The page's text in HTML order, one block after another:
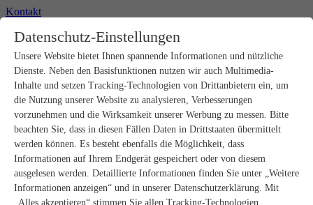
Kontakt
Produkte
Rohbau
Estrichverlegung
Untergrundvorbereitung
Bodenspachtelmassen
Abdichtungen
Fliesenkleber
Fugenmörtel
Fugendichtstoffe
Natursteinverlegung
Bodenbelags- und Parkettklebstoffe
Wandspachtelmassen
Datenschutz-Einstellungen
Unsere Website bietet Ihnen spannende Informationen und nützliche
Dienste. Neben den Basisfunktionen nutzen wir auch Multimedia-
Inhalte und setzen Tracking-Technologien von Drittanbietern ein, um
die Nutzung unserer Website zu analysieren, Verbesserungen
vorzunehmen und die Wirksamkeit unserer Werbung zu messen. Bitte
beachten Sie, dass in diesen Fällen Daten in Drittstaaten übermittelt
werden können. Es besteht ebenfalls die Möglichkeit, dass
Informationen auf Ihrem Endgerät gespeichert oder von diesem
ausgelesen werden. Detaillierte Informationen finden Sie unter „Weitere
Informationen anzeigen“ und in unserer Datenschutzerklärung. Mit
„Alles akzeptieren“ stimmen Sie allen Tracking-Technologien,